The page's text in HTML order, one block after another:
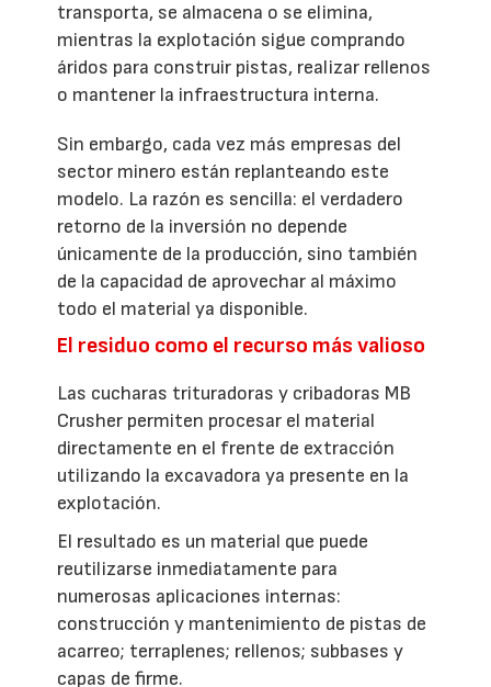
transporta, se almacena o se elimina,
mientras la explotación sigue comprando
áridos para construir pistas, realizar rellenos
o mantener la infraestructura interna.
Sin embargo, cada vez más empresas del
sector minero están replanteando este
modelo. La razón es sencilla: el verdadero
retorno de la inversión no depende
únicamente de la producción, sino también
de la capacidad de aprovechar al máximo
todo el material ya disponible.
El residuo como el recurso más valioso
Las cucharas trituradoras y cribadoras MB
Crusher permiten procesar el material
directamente en el frente de extracción
utilizando la excavadora ya presente en la
explotación.
El resultado es un material que puede
reutilizarse inmediatamente para
numerosas aplicaciones internas:
construcción y mantenimiento de pistas de
acarreo; terraplenes; rellenos; subbases y
capas de firme.